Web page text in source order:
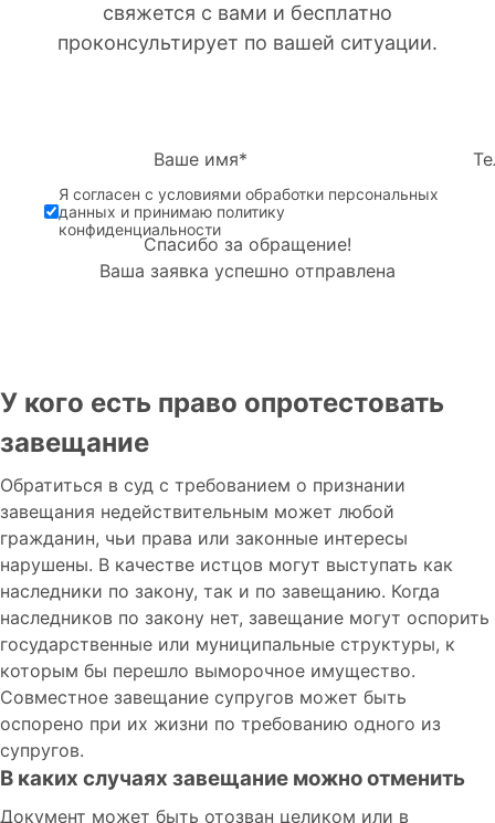
свяжется с вами и бесплатно
проконсультирует по вашей ситуации.
Ваше имя*
Я согласен с условиями обработки персональных
данных и принимаю политику
конфиденциальности
Спасибо за обращение!
Ваша заявка успешно отправлена
У кого есть право опротестовать
завещание
Обратиться в суд с требованием о признании
завещания недействительным может любой
гражданин, чьи права или законные интересы
нарушены. В качестве истцов могут выступать как
наследники по закону, так и по завещанию. Когда
наследников по закону нет, завещание могут оспорить
государственные или муниципальные структуры, к
которым бы перешло выморочное имущество.
Совместное завещание супругов может быть
оспорено при их жизни по требованию одного из
супругов.
В каких случаях завещание можно отменить
Документ может быть отозван целиком или в